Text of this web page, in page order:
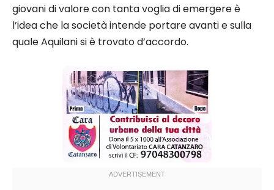
giovani di valore con tanta voglia di emergere è
l’idea che la società intende portare avanti e sulla
quale Aquilani si è trovato d’accordo.